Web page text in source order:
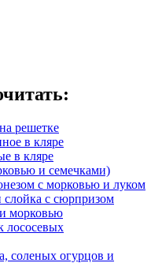
решетке
в кляре
в кляре
и семечками)
с морковью и луком
с сюрпризом
морковью
лососевых
соленых огурцов и